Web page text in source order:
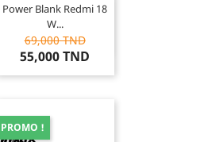
Power Blank Redmi 18
W...
69,000 TND
55,000 TND
PROMO !